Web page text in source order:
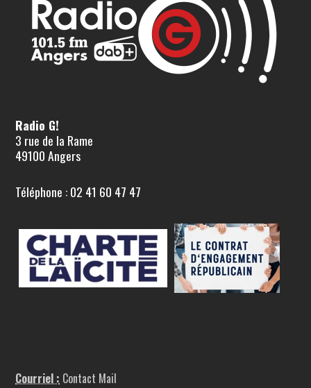
Radio G!
3 rue de la Rame
49100 Angers
Téléphone : 02 41 60 47 47
Courriel : Contact Mail